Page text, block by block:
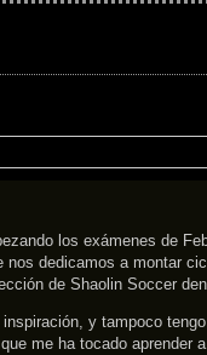
los exámenes de
dedicamos a montar
de Shaolin Soccer
y tampoco
me ha tocado aprender